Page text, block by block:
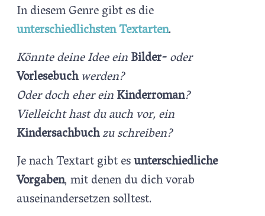
In diesem Genre gibt es die
unterschiedlichsten Textarten.
Könnte deine Idee einBilder-oder
Vorlesebuchwerden?
Oder doch eher einKinderroman?
Vielleicht hast du auch vor, ein
Kindersachbuchzu schreiben?
Je nach Textart gibt esunterschiedliche
Vorgaben, mit denen du dich vorab
auseinandersetzen solltest.